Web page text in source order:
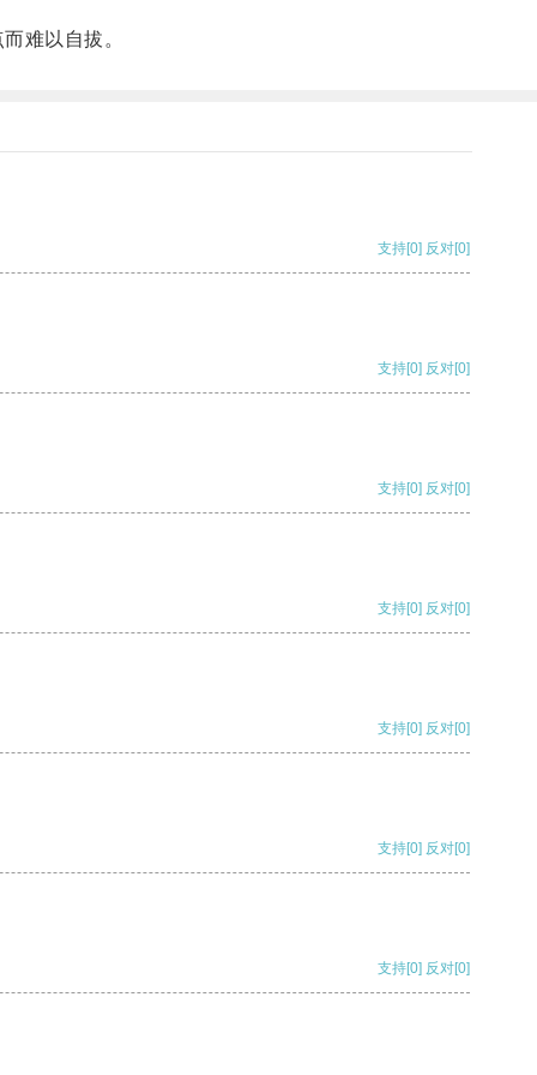
难以自拔。
支持[0] 反对[0]
支持[0] 反对[0]
支持[0] 反对[0]
支持[0] 反对[0]
支持[0] 反对[0]
支持[0] 反对[0]
支持[0] 反对[0]